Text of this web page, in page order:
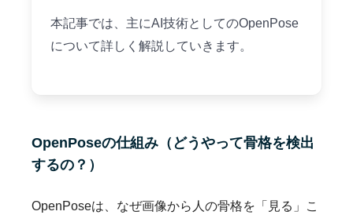
本記事では、主にAI技術としてのOpenPose
について詳しく解説していきます。
OpenPoseの仕組み（どうやって骨格を検出
するの？）
OpenPoseは、なぜ画像から人の骨格を「見る」こ